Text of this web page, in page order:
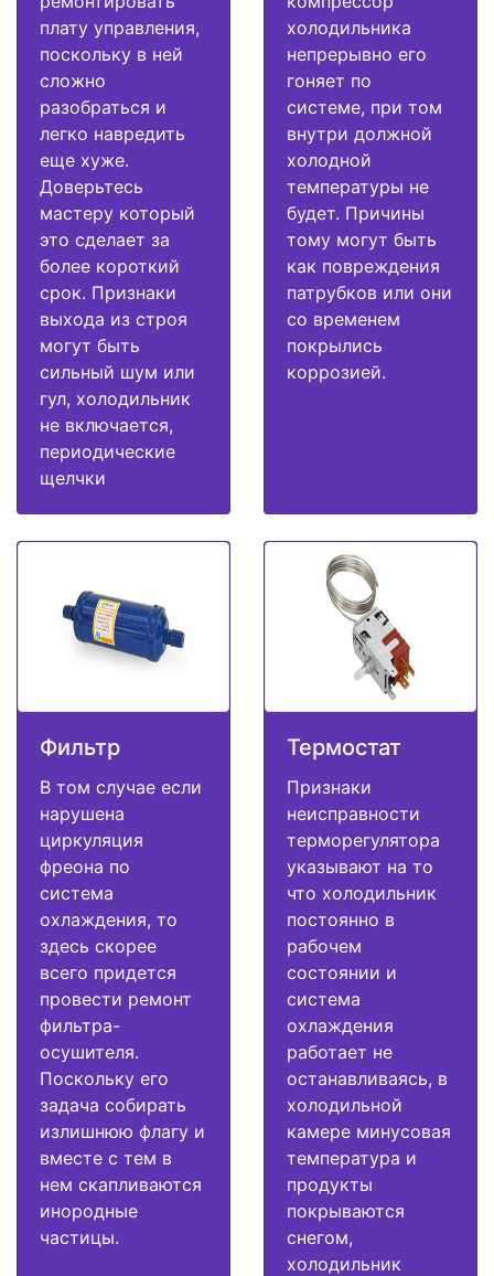
плату управления,
поскольку в ней
сложно
разобраться и
легко навредить
еще хуже.
Доверьтесь
мастеру который
это сделает за
более короткий
срок. Признаки
выхода из строя
могут быть
сильный шум или
гул, холодильник
не включается,
периодические
щелчки
холодильника
непрерывно его
гоняет по
системе, при том
внутри должной
холодной
температуры не
будет. Причины
тому могут быть
как повреждения
патрубков или они
со временем
покрылись
коррозией.
Фильтр
В том случае если
нарушена
циркуляция
фреона по
система
охлаждения, то
здесь скорее
всего придется
провести ремонт
фильтра-
осушителя.
Поскольку его
задача собирать
излишнюю флагу и
вместе с тем в
нем скапливаются
инородные
частицы.
Термостат
Признаки
неисправности
терморегулятора
указывают на то
что холодильник
постоянно в
рабочем
состоянии и
система
охлаждения
работает не
останавливаясь, в
холодильной
камере минусовая
температура и
продукты
покрываются
снегом,
холодильник